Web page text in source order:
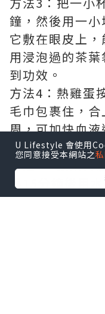
鐘，然後用一
它敷在眼皮上，
用浸泡過的茶
到功效。
方法4：熱雞蛋
毛巾包裹住，
周，可加快血
雞蛋恐怕是不
方法5：蘋果片
眼15分鐘後用
好。至於用過
U Lifestyle 會使用
您同意接受本網站之